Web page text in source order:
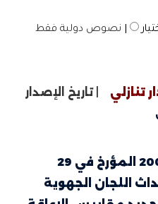
دولية فقط
|تاريخ الإصدار
أمر عدد 3086 لسنة 2005 المؤرخ في 29
الجهوية